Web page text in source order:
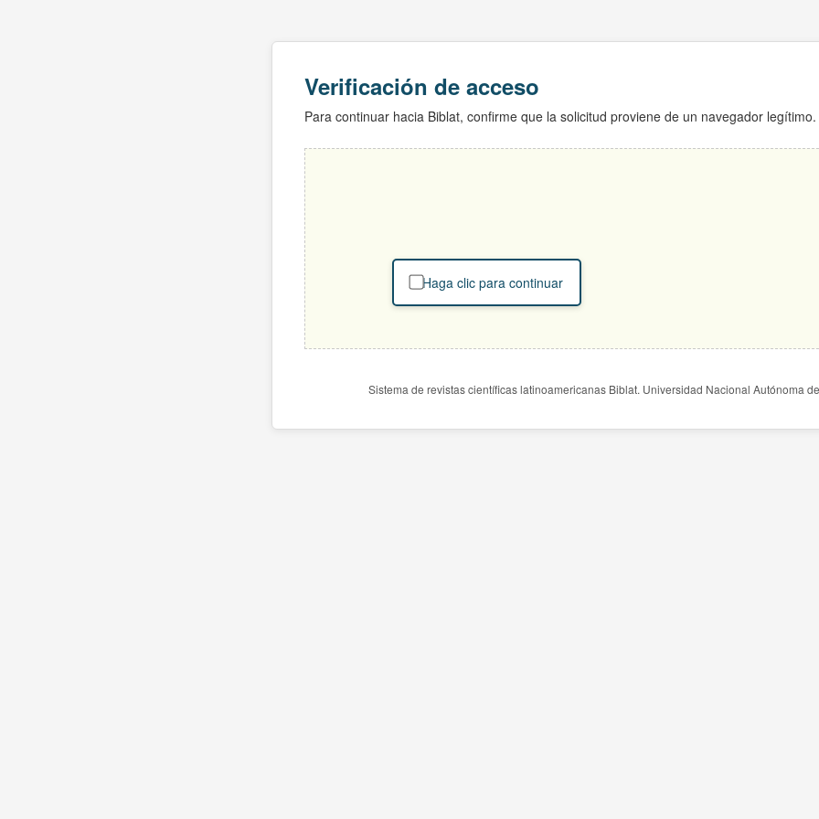
Verificación de acceso
Para continuar hacia Biblat, confirme que la solicitud proviene de un navegador legítimo.
Haga clic para continuar
Sistema de revistas científicas latinoamericanas Biblat. Universidad Nacional Autónoma